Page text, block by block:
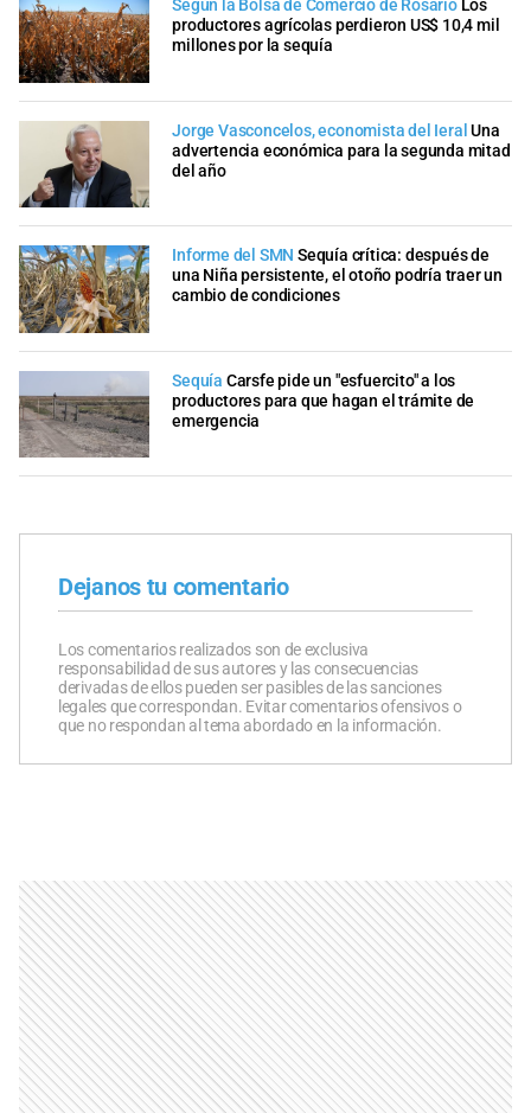
Según la Bolsa de Comercio de Rosario Los
productores agrícolas perdieron US$ 10,4 mil
millones por la sequía
Jorge Vasconcelos, economista del Ieral Una
advertencia económica para la segunda mitad
del año
Informe del SMN Sequía crítica: después de
una Niña persistente, el otoño podría traer un
cambio de condiciones
Sequía Carsfe pide un "esfuercito" a los
productores para que hagan el trámite de
emergencia
Dejanos tu comentario
Los comentarios realizados son de exclusiva
responsabilidad de sus autores y las consecuencias
derivadas de ellos pueden ser pasibles de las sanciones
legales que correspondan. Evitar comentarios ofensivos o
que no respondan al tema abordado en la información.